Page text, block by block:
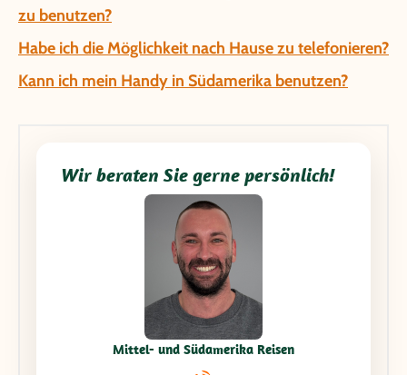
zu benutzen?
Habe ich die Möglichkeit nach Hause zu telefonieren?
Kann ich mein Handy in Südamerika benutzen?
Wir beraten Sie gerne persönlich!
Mittel- und Südamerika Reisen